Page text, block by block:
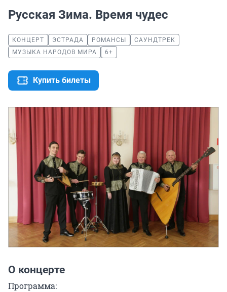
Русская Зима. Время чудес
КОНЦЕРТ ЭСТРАДА РОМАНСЫ
САУНДТРЕК
МУЗЫКА НАРОДОВ МИРА
6+
Купить билеты
О концерте
Программа: